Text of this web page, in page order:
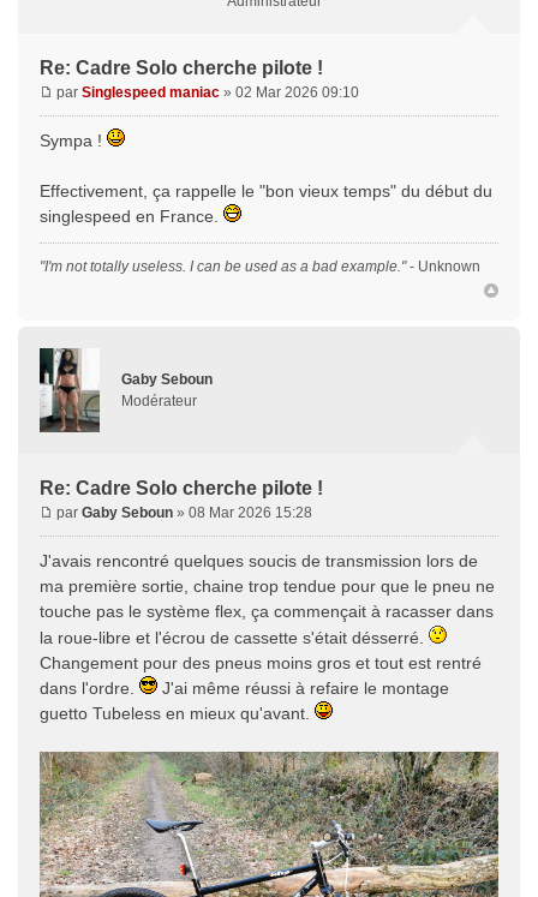
Re: Cadre Solo cherche pilote !
par Singlespeed maniac » 02 Mar 2026 09:10
Sympa !
Effectivement, ça rappelle le "bon vieux temps" du début du
singlespeed en France.
"I'm not totally useless. I can be used as a bad example."- Unknown
Gaby Seboun
Modérateur
Re: Cadre Solo cherche pilote !
par Gaby Seboun » 08 Mar 2026 15:28
J'avais rencontré quelques soucis de transmission lors de
ma première sortie, chaine trop tendue pour que le pneu ne
touche pas le système flex, ça commençait à racasser dans
la roue-libre et l'écrou de cassette s'était désserré.
Changement pour des pneus moins gros et tout est rentré
dans l'ordre.
J'ai même réussi à refaire le montage
guetto Tubeless en mieux qu'avant.